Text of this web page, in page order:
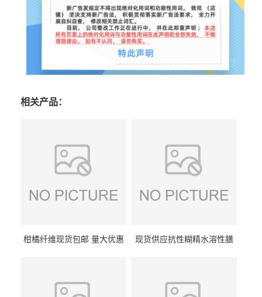
相关产品：
柑橘纤维现货包邮 量大优惠
现货供应抗性糊精水溶性膳